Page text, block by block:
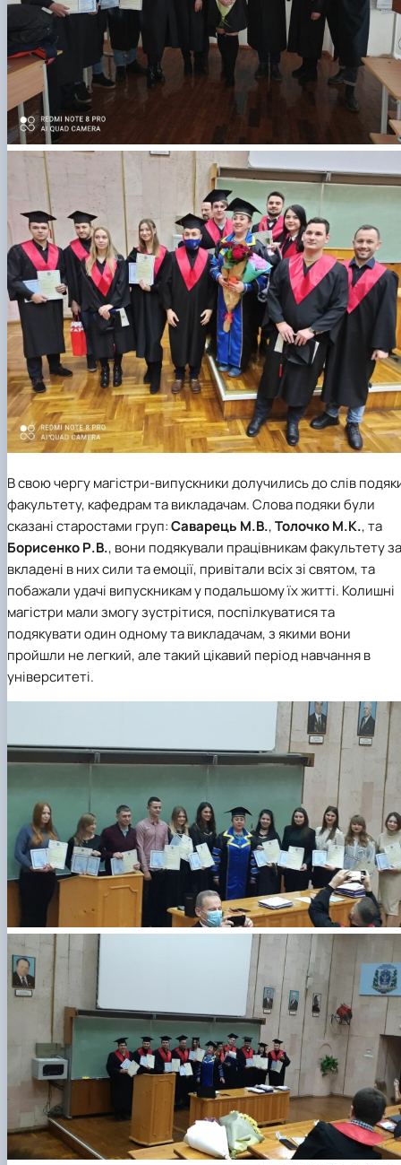
В свою чергу магістри-випускники долучились до слів
факультету, кафедрам та викладачам. Слова подяки були
сказані старостами груп:Саварець М.В.,Толочко М.К.,та
Борисенко Р.В., вони подякували працівникам факультету за
вкладені в них сили та емоції, привітали всіх зі святом, та
побажали удачі випускникам у подальшому їх житті. Колишні
магістри мали змогу зустрітися, поспілкуватися та
подякувати один одному та викладачам, з якими вони
пройшли не легкий, але такий цікавий період навчання в
університеті.